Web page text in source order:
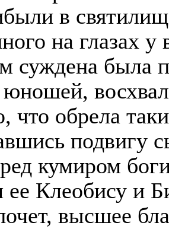
в
на глазах у
суждена была
юношей,
что обрела
подвигу
кумиром
Клеобису и
высшее